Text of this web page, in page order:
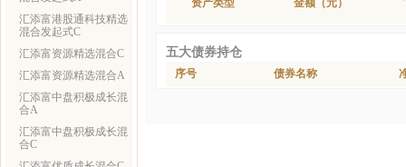
汇添富港股通科技精选
混合发起式C
汇添富资源精选混合C
汇添富资源精选混合A
汇添富中盘积极成长混
合A
汇添富中盘积极成长混
合C
资产类型 金额（元）
五大债券持仓
序号 债券名称